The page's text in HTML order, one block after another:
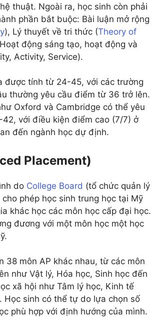
thuật. Ngoài ra, học sinh còn phải
phần bắt buộc: Bài luận mở rộng
), Lý thuyết về tri thức (Theory of
động sáng tạo, hoạt động và
Activity, Service).
được tính từ 24-45, với các trường
thường yêu cầu điểm từ 36 trở lên.
Oxford và Cambridge có thể yêu
với điều kiện điểm cao (7/7) ở
đến ngành học dự định.
Placement)
do College Board (tổ chức quản lý
cho phép học sinh trung học tại Mỹ
khác học các môn học cấp đại học.
đương với một môn học một học
38 môn AP khác nhau, từ các môn
như Vật lý, Hóa học, Sinh học đến
xã hội như Tâm lý học, Kinh tế
Học sinh có thể tự do lựa chọn số
phù hợp với định hướng của mình.